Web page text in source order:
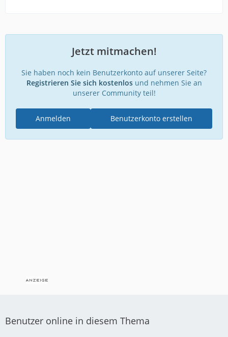
Jetzt mitmachen!
Sie haben noch kein Benutzerkonto auf unserer Seite?
Registrieren Sie sich kostenlosund nehmen Sie an
unserer Community teil!
Benutzerkonto erstellen
Anmelden
Benutzer online in diesem Thema